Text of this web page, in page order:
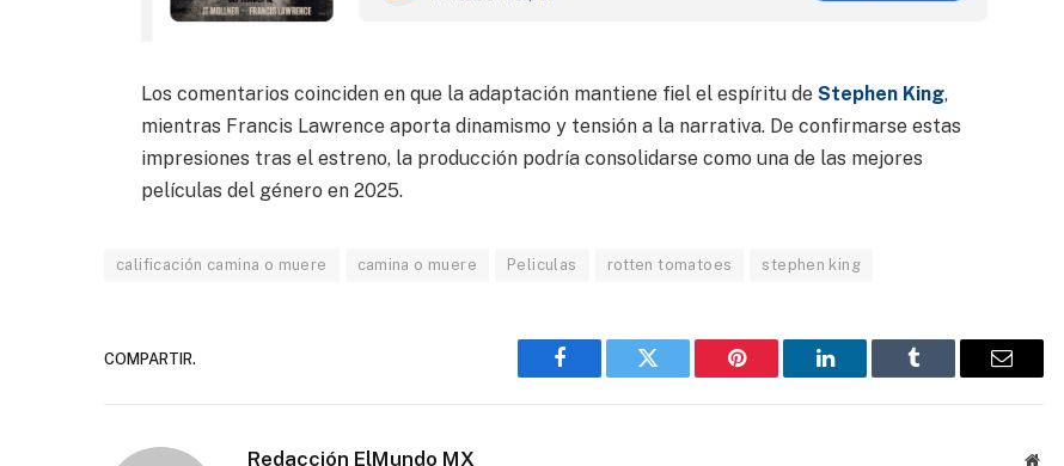
Los comentarios coinciden en que la adaptación mantiene fiel el espíritu de Stephen King,
mientras Francis Lawrence aporta dinamismo y tensión a la narrativa. De confirmarse estas
impresiones tras el estreno, la producción podría consolidarse como una de las mejores
películas del género en 2025.
calificación camina o muere camina o muere Peliculas rotten tomatoes stephen king
COMPARTIR.
Facebook Gorjeo Pinterest LinkedIn Tumblr
Correo
Redacción ElMundo MX Sitio